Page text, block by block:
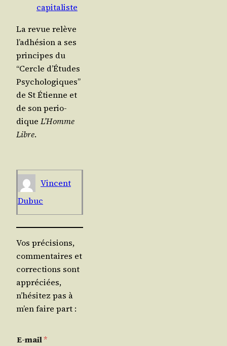
capitaliste
La revue relève
l’adhésion a ses
prin­cipes du
“Cercle d’Études
Psy­cho­lo­giques”
de St Étienne et
de son per­io­
dique L’Homme
Libre.
Vincent
Dubuc
Vos précisions,
commentaires et
corrections sont
appréciées,
n’hésitez pas à
m’en faire part :
E-mail*